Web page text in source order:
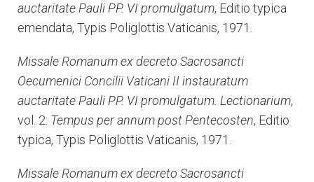
auctaritate Pauli PP. VI promulgatum, Editio typica
emendata, Typis Poliglottis Vaticanis, 1971.
Missale Romanum ex decreto Sacrosancti
Oecumenici Concilii Vaticani II instauratum
auctaritate Pauli PP. VI promulgatum. Lectionarium,
vol. 2: Tempus per annum post Pentecosten, Editio
typica, Typis Poliglottis Vaticanis, 1971.
Missale Romanum ex decreto Sacrosancti